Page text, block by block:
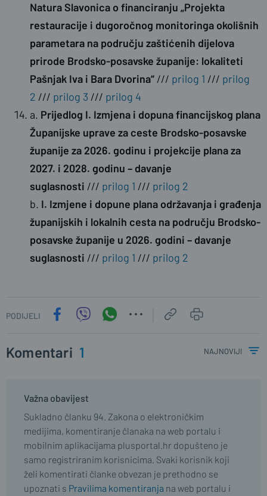
Natura Slavonica o financiranju „Projekta
restauracije i dugoročnog monitoringa okolišnih
parametara na području zaštićenih dijelova
prirode Brodsko-posavske županije: lokaliteti
Pašnjak Iva i Bara Dvorina“/// prilog 1 /// prilog
2 /// prilog 3 /// prilog 4
a. Prijedlog I. Izmjena i dopuna financijskog plana
Županijske uprave za ceste Brodsko-posavske
županije za 2026. godinu i projekcije plana za
2027. i 2028. godinu – davanje
suglasnosti /// prilog 1 /// prilog 2
b. I. Izmjene i dopune plana održavanja i građenja
županijskih i lokalnih cesta na području Brodsko-
posavske županije u 2026. godini – davanje
suglasnosti /// prilog 1 /// prilog 2
PODIJELI
Komentari 1 najnoviji
Važna obavijest
Sukladno članku 94. Zakona o elektroničkim
medijima, komentiranje članaka na web portalu i
mobilnim aplikacijama plusportal.hr dopušteno je
samo registriranim korisnicima. Svaki korisnik koji
želi komentirati članke obvezan je prethodno se
upoznati s Pravilima komentiranja na web portalu i